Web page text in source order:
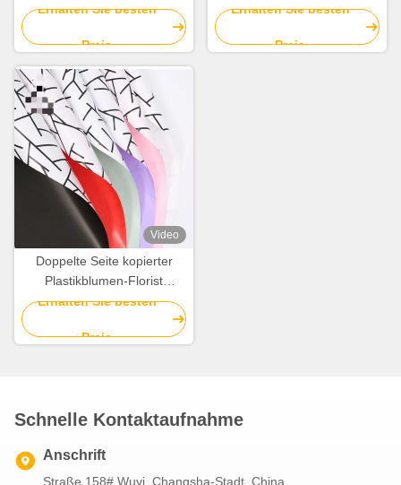
Blumenstrauß-Packpapier-
Erhalten Sie besten
Preis
nicht gesponnene für
Erhalten Sie besten
Preis
Video
Doppelte Seite kopierter
Plastikblumen-Florist
Wrapping Paper 58cm*58cm
Erhalten Sie besten
Preis
Schnelle Kontaktaufnahme
Anschrift
Straße 158# Wuyi, Changsha-Stadt, China